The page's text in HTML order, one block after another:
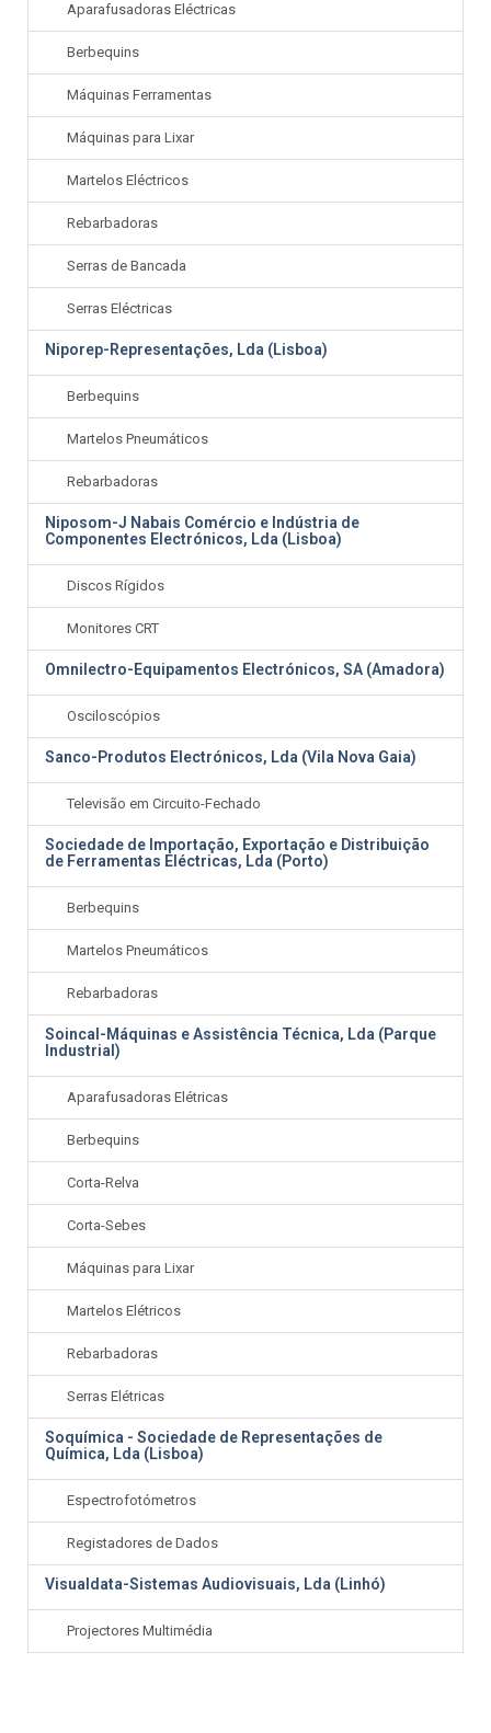
Aparafusadoras Eléctricas
Berbequins
Máquinas Ferramentas
Máquinas para Lixar
Martelos Eléctricos
Rebarbadoras
Serras de Bancada
Serras Eléctricas
Niporep-Representações, Lda (Lisboa)
Berbequins
Martelos Pneumáticos
Rebarbadoras
Niposom-J Nabais Comércio e Indústria de
Componentes Electrónicos, Lda (Lisboa)
Discos Rígidos
Monitores CRT
Omnilectro-Equipamentos Electrónicos, SA (Amadora)
Osciloscópios
Sanco-Produtos Electrónicos, Lda (Vila Nova Gaia)
Televisão em Circuito-Fechado
Sociedade de Importação, Exportação e Distribuição
de Ferramentas Eléctricas, Lda (Porto)
Berbequins
Martelos Pneumáticos
Rebarbadoras
Soincal-Máquinas e Assistência Técnica, Lda (Parque
Industrial)
Aparafusadoras Elétricas
Berbequins
Corta-Relva
Corta-Sebes
Máquinas para Lixar
Martelos Elétricos
Rebarbadoras
Serras Elétricas
Soquímica - Sociedade de Representações de
Química, Lda (Lisboa)
Espectrofotómetros
Registadores de Dados
Visualdata-Sistemas Audiovisuais, Lda (Linhó)
Projectores Multimédia